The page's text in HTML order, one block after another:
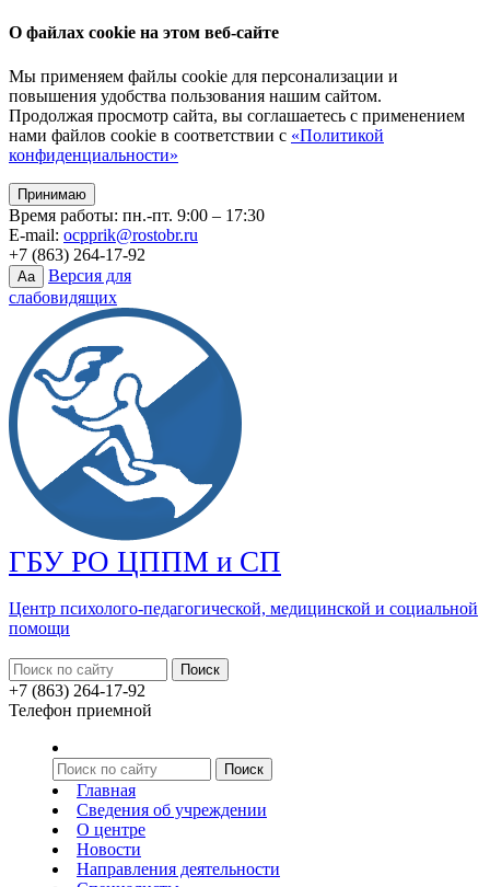
О файлах cookie на этом веб-сайте
Мы применяем файлы cookie для персонализации и
повышения удобства пользования нашим сайтом.
Продолжая просмотр сайта, вы соглашаетесь с применением
нами файлов cookie в соответствии с «Политикой
конфиденциальности»
Принимаю
Время работы: пн.-пт. 9:00 – 17:30
E-mail: ocpprik@rostobr.ru
+7 (863) 264-17-92
Aa
Версия для
слабовидящих
ГБУ РО ЦППМ и СП
Центр психолого-педагогической, медицинской и социальной
помощи
+7 (863) 264-17-92
Телефон приемной
Главная
Сведения об учреждении
О центре
Новости
Направления деятельности